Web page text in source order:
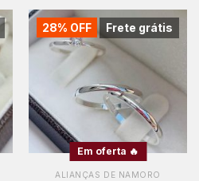
Frete grátis
28% OFF
Em oferta 🔥
ALIANÇAS DE NAMORO